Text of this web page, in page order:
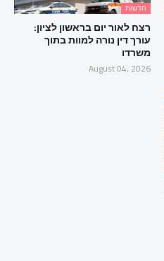
חדשות
רצח לאור יום בראשון לציון:
עורך דין נורה למוות בתוך
משרדו
August 04, 2026